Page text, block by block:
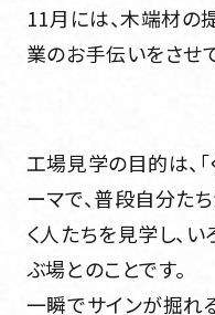
11月には、木端材の
業のお手伝いをさせ
工場見学の目的は、「
ーマで、普段自分た
く人たちを見学し、
ぶ場とのことです。
一瞬でサインが掘れ